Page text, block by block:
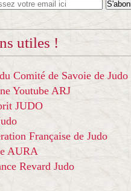
utiles !
Comité de Savoie de Judo
Youtube ARJ
JUDO
Française de Judo
AURA
Revard Judo